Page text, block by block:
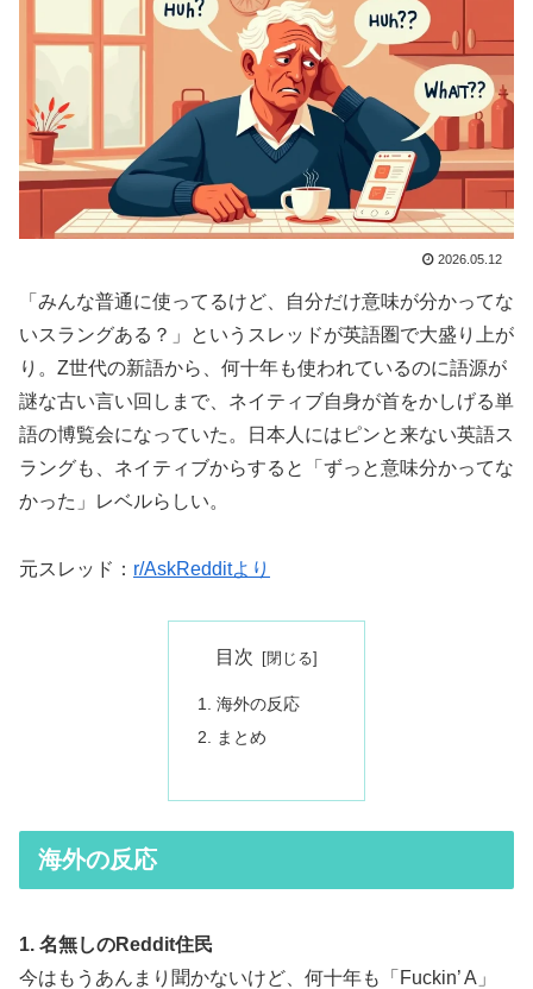
2026.05.12
「みんな普通に使ってるけど、自分だけ意味が分かってな
いスラングある？」というスレッドが英語圏で大盛り上が
り。Z世代の新語から、何十年も使われているのに語源が
謎な古い言い回しまで、ネイティブ自身が首をかしげる単
語の博覧会になっていた。日本人にはピンと来ない英語ス
ラングも、ネイティブからすると「ずっと意味分かってな
かった」レベルらしい。
元スレッド： r/AskRedditより
目次
海外の反応
まとめ
海外の反応
1. 名無しのReddit住民
今はもうあんまり聞かないけど、何十年も「Fuckin’ A」